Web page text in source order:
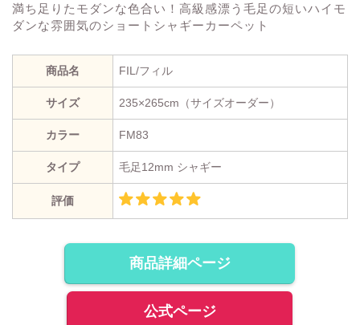
満ち足りたモダンな色合い！高級感漂う毛足の短いハイモ
ダンな雰囲気のショートシャギーカーペット
商品名 FIL/フィル
サイズ 235×265cm（サイズオーダー）
カラー FM83
タイプ 毛足12mm シャギー
評価
商品詳細ページ
公式ページ